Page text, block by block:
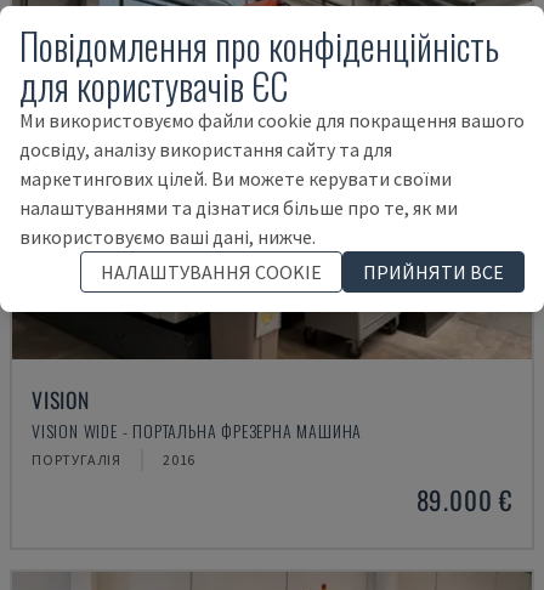
VISION
VISION WIDE - ПОРТАЛЬНА ФРЕЗЕРНА МАШИНА
ПОРТУГАЛІЯ 2016
89.000 €
Повідомлення про конфіденційність
для користувачів ЄС
Ми використовуємо файли cookie для покращення вашого
досвіду, аналізу використання сайту та для
маркетингових цілей. Ви можете керувати своїми
налаштуваннями та дізнатися більше про те, як ми
використовуємо ваші дані, нижче.
НАЛАШТУВАННЯ COOKIE
ПРИЙНЯТИ ВСЕ